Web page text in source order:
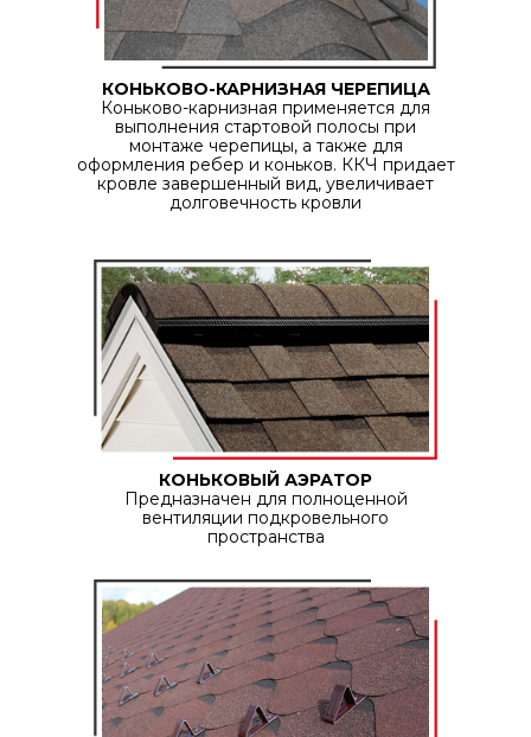
КОНЬКОВО-КАРНИЗНАЯ ЧЕРЕПИЦА
Коньково-карнизная применяется для
выполнения стартовой полосы при
монтаже черепицы, а также для
оформления ребер и коньков. ККЧ придает
кровле завершенный вид, увеличивает
долговечность кровли
КОНЬКОВЫЙ АЭРАТОР
Предназначен для полноценной
вентиляции подкровельного
пространства